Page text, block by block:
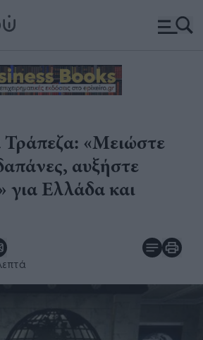
«Μειώστε
αυξήστε
για Ελλάδα και